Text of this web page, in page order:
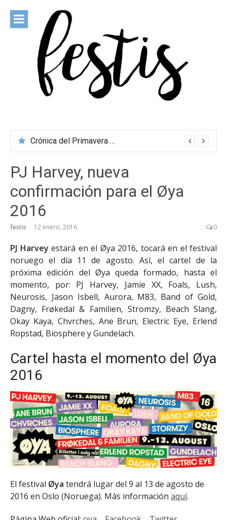
contenido
Crónica del Primavera Sound Porto 2026
PJ Harvey, nueva
confirmación para el Øya
2016
festis 12 enero, 2016 0
PJ Harvey estará en el Øya 2016, tocará en el festival
noruego el día 11 de agosto. Así, el cartel de la
próxima edición del Øya queda formado, hasta el
momento, por: PJ Harvey, Jamie XX, Foals, Lush,
Neurosis, Jason Isbell, Aurora, M83, Band of Gold,
Dagny, Frøkedal & Familien, Stromzy, Beach Slang,
Okay Kaya, Chvrches, Ane Brun, Electric Eye, Erlend
Ropstad, Biosphere y Gundelach.
Cartel hasta el momento del Øya
2016
El festival Øya tendrá lugar del 9 al 13 de agosto de
2016 en Oslo (Noruega). Más información aquí.